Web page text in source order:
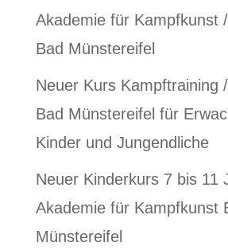
Akademie für Kampfkunst
Bad Münstereifel
Neuer Kurs Kampftraining
Bad Münstereifel für
Kinder und Jungendliche
Neuer Kinderkurs 7 bis 11
Akademie für Kampfkunst
Münstereifel